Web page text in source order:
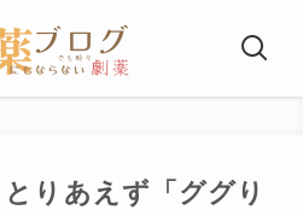
とりあえず「ググり